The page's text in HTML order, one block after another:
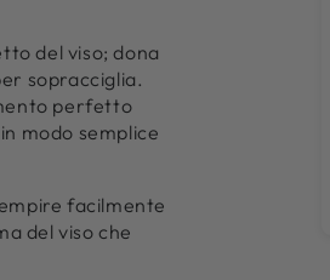
del viso; dona
sopracciglia.
perfetto
modo semplice
facilmente
del viso che